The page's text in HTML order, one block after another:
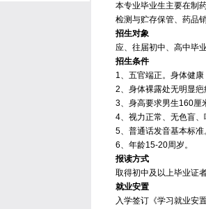
本专业毕业生主要在制
检测与贮存保管、药品
招生对象
应、往届初中、高中毕
招生条件
1、五官端正。身体健
2、身体裸露处无明显
3、身高要求男生160厘
4、视力正常、无色盲、
5、普通话发音基本标准
6、年龄15-20周岁。
报读方式
取得初中及以上毕业证
就业安置
入学签订《学习就业安